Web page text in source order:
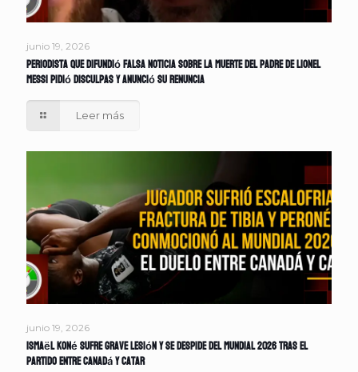
junio 19, 2026
Periodista que difundió falsa noticia sobre la muerte del padre de Lionel
Messi pidió disculpas y anunció su renuncia
Leer más
junio 19, 2026
Ismaël Koné sufre grave lesión y se despide del Mundial 2026 tras el
partido entre Canadá y Catar